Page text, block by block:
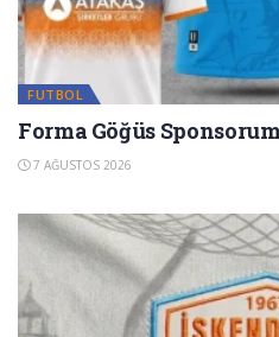
FUTBOL
Forma Göğüs
7 AĞUSTOS 2026